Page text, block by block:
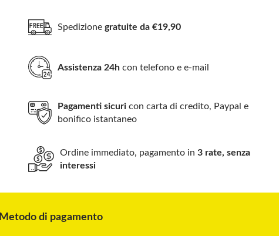
Spedizionegratuite da €19,90
Assistenza 24h con telefono e e-mail
Pagamenti sicuri con carta di credito, Paypal e
bonifico istantaneo
Ordine immediato, pagamento in3 rate, senza
interessi
Metodo di pagamento